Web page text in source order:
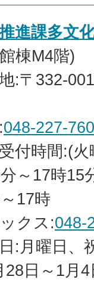
進課多文
棟M4階)
:〒332-
048-227-
付時間:(
～17時15
17時
クス:048-
:月曜日、
28日～1月4